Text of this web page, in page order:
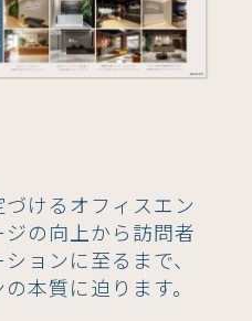
けるオフィスエン
の向上から訪問者
ョンに至るまで、
本質に迫ります。